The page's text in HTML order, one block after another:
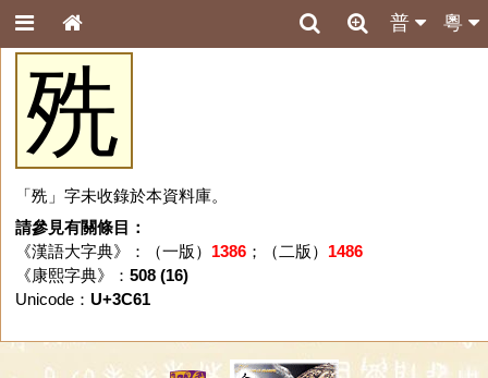
粵
普
㱡
「㱡」字未收錄於本資料庫。
請參見有關條目：
《漢語大字典》：（一版） 1386；（二版） 1486
《康熙字典》： 508 (16)
Unicode： U+3C61